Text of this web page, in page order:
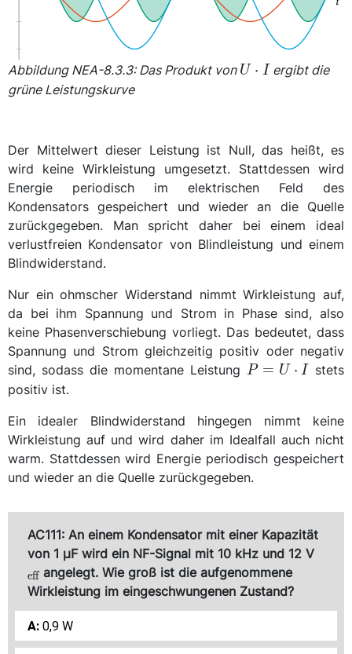
Abbildung NEA-8.3.3: Das Produkt von U
U ⋅ I ergibt die
grüne Leistungskurve
Der Mittelwert dieser Leistung ist Null, das heißt, es
wird keine Wirkleistung umgesetzt. Stattdessen wird
Energie periodisch im elektrischen Feld des
Kondensators gespeichert und wieder an die Quelle
zurückgegeben. Man spricht daher bei einem ideal
verlustfreien Kondensator von Blindleistung und einem
Blindwiderstand.
Nur ein ohmscher Widerstand nimmt Wirkleistung auf,
da bei ihm Spannung und Strom in Phase sind, also
keine Phasenverschiebung vorliegt. Das bedeutet, dass
Spannung und Strom gleichzeitig positiv oder negativ
sind, sodass die momentane Leistung P =
I
P = U ⋅ Istets
positiv ist.
Ein idealer Blindwiderstand hingegen nimmt keine
Wirkleistung auf und wird daher im Idealfall auch nicht
warm. Stattdessen wird Energie periodisch gespeichert
und wieder an die Quelle zurückgegeben.
AC111: An einem Kondensator mit einer Kapazität
von 1 μF wird ein NF-Signal mit 10 kHz und 12 V
effangelegt. Wie groß ist die aufgenommene
Wirkleistung im eingeschwungenen Zustand?
0,9 W